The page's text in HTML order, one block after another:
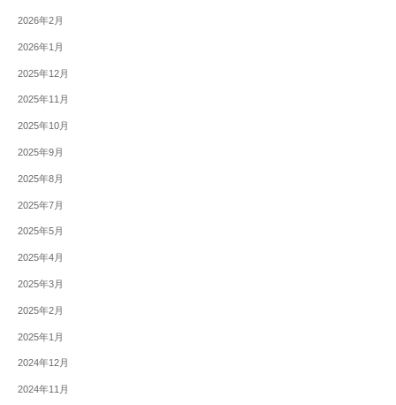
2026年2月
2026年1月
2025年12月
2025年11月
2025年10月
2025年9月
2025年8月
2025年7月
2025年5月
2025年4月
2025年3月
2025年2月
2025年1月
2024年12月
2024年11月